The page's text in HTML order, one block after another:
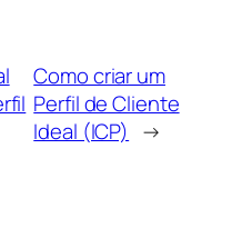
Como criar um
Perfil de Cliente
Ideal (ICP) →